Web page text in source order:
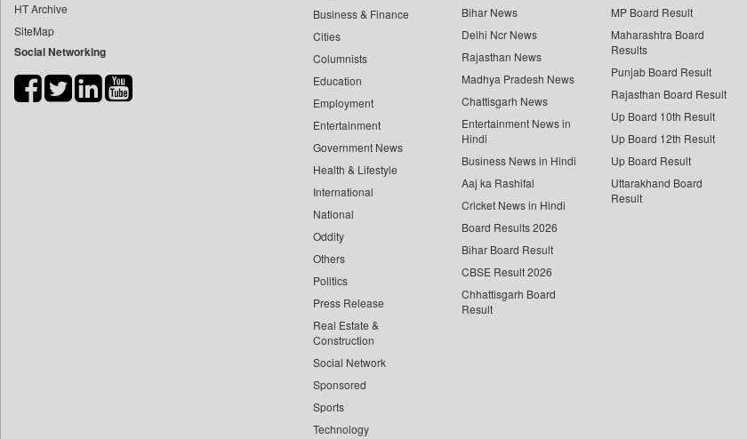
Bang Tech
Bangladesh Business News
Bihar Times
HT Archive
SiteMap
Social Networking
Business & Finance
Cities
Columnists
Education
Employment
Entertainment
Government News
Health & Lifestyle
International
National
Oddity
Others
Politics
Press Release
Real Estate &
Construction
Social Network
Sponsored
Sports
Technology
Bihar News
Delhi Ncr News
Rajasthan News
Madhya Pradesh News
Chattisgarh News
Entertainment News in
Hindi
Business News in Hindi
Aaj ka Rashifal
Cricket News in Hindi
Board Results 2026
Bihar Board Result
CBSE Result 2026
Chhattisgarh Board
Result
MP Board Result
Maharashtra Board
Results
Punjab Board Result
Rajasthan Board Result
Up Board 10th Result
Up Board 12th Result
Up Board Result
Uttarakhand Board
Result